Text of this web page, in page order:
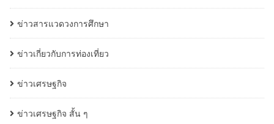
ข่าวสารแวดวงการศึกษา
ข่าวเกี่ยวกับการท่องเที่ยว
ข่าวเศรษฐกิจ
ข่าวเศรษฐกิจ สั้น ๆ